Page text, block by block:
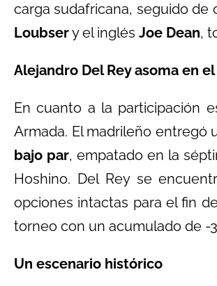
carga sudafricana, seguido de
Loubsery el inglés Joe Dean,
Alejandro Del Rey asoma en el
En cuanto a la participación
Armada. El madrileño entregó
bajo par, empatado en la
Hoshino. Del Rey se
opciones intactas para el fin
torneo con un acumulado de -
Un escenario histórico